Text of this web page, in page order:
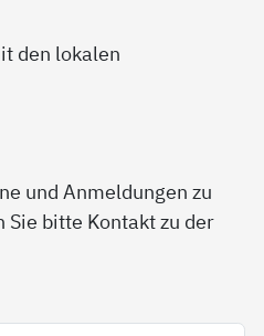
den lokalen
und Anmeldungen zu
Sie bitte Kontakt zu der